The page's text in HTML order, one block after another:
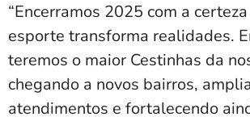
“Encerramos 2025 com a
esporte transforma realidades.
teremos o maior Cestinhas da
chegando a novos bairros,
atendimentos e fortalecendo